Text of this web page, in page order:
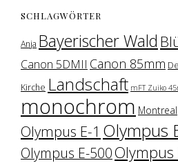
SCHLAGWÖRTER
Anja Bayerischer Wald
Canon 5DMII Canon 85mm
Kirche Landschaft mFT Zuiko
monochrom Montreal
Olympus E-1 Olympus
Olympus E-500Olympus